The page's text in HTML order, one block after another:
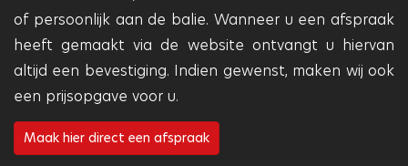
of persoonlijk aan de balie. Wanneer u een afspraak
heeft gemaakt via de website ontvangt u hiervan
altijd een bevestiging. Indien gewenst, maken wij ook
een prijsopgave voor u.
Maak hier direct een afspraak